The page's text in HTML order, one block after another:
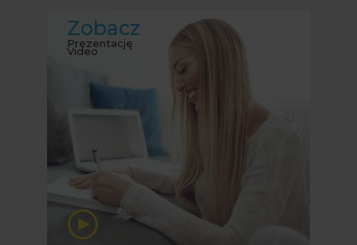
Zobacz
Prezentację
Video